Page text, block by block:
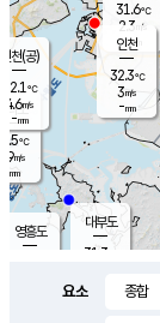
의도
℃
m/s
mm
영흥도
대부도
31.3
31.6℃
2.3 m/s
-mm
인천(공)
32.1℃
4.6m/s
-mm
인천
32.3℃
3m/s
-mm
요소